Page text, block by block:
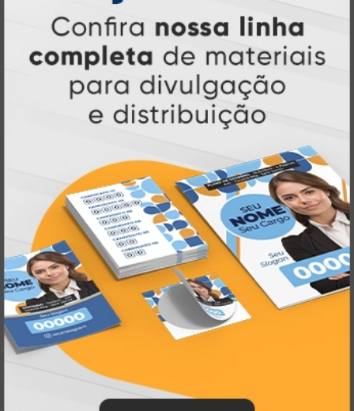
ampla variedade de produtos e soluções para
atender profissionais autônomos, empresas e
revendedores gráficos. Com
quase três
décadas de experiência, somos pioneiros no
segmento deimpressão sob demanda ,
investindo continuamente emtecnologia,
inovação e personalizaçãopara entregar
qualidade, agilidade e a melhor
experiência aos nossos clientes.
Pioneirismo e Inovação em
Impressão personalizada
Muito antes de termos como
gráfica online,
impressão sob demanda e web to printse
popularizarem, aAtual Card já estava
transformando o mercado gráfico.
Nascemos digitais e seguimosinovando
continuamente
, investindo em
tecnologia
de ponta
para garantir a melhor experiência
em
produtos personalizados e impressão
online. Tudo isso para ofereceragilidade,
qualidade e soluções inteligentes
atendem às suas necessidades.
Liderança e Qualidade em